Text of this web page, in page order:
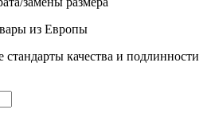
из Европы
качества и подлинности